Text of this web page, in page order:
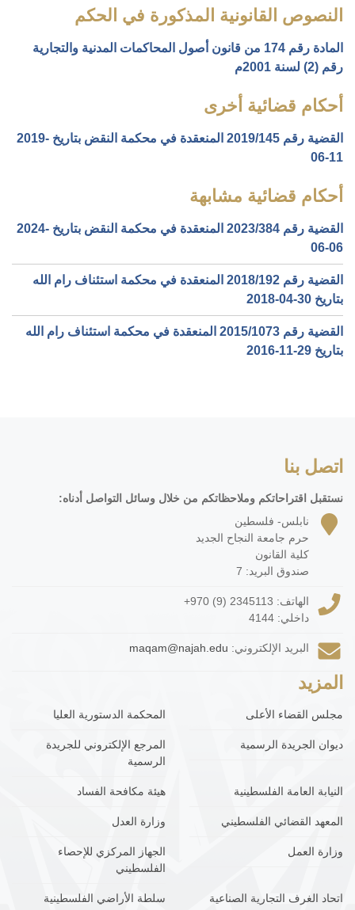
النصوص القانونية المذكورة في الحكم
المادة رقم 174 من قانون أصول المحاكمات المدنية والتجارية
رقم (2) لسنة 2001م
أحكام قضائية أخرى
القضية رقم ‎145‏/‎2019‏ المنعقدة في محكمة النقض بتاريخ ‎2019-
06-11‏
أحكام قضائية مشابهة
القضية رقم ‎384‏/‎2023‏ المنعقدة في محكمة النقض بتاريخ ‎2024-
06-06‏
القضية رقم ‎192‏/‎2018‏ المنعقدة في محكمة استئناف رام الله
بتاريخ ‎2018-04-30‏
القضية رقم ‎1073‏/‎2015‏ المنعقدة في محكمة استئناف رام الله
بتاريخ ‎2016-11-29‏
اتصل بنا
نستقبل اقتراحاتكم وملاحظاتكم من خلال وسائل التواصل أدناه:
نابلس- فلسطين
حرم جامعة النجاح الجديد
كلية القانون
صندوق البريد: 7
الهاتف: +970 (9) 2345113
داخلي: 4144
البريد الإلكتروني: maqam@najah.edu
المزيد
مجلس القضاء الأعلى المحكمة الدستورية العليا
ديوان الجريدة الرسمية
المرجع الإلكتروني للجريدة
الرسمية
النيابة العامة الفلسطينية هيئة مكافحة الفساد
المعهد القضائي الفلسطيني وزارة العدل
وزارة العمل
الجهاز المركزي للإحصاء
الفلسطيني
اتحاد الغرف التجارية الصناعية
سلطة الأراضي الفلسطينية